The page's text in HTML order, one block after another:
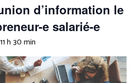
d’information le
e salarié-e
11 h 30 min